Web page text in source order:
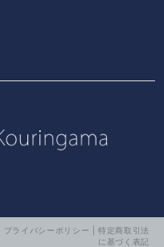
プライバシーポリシー |特定商取引法
に基づく表記